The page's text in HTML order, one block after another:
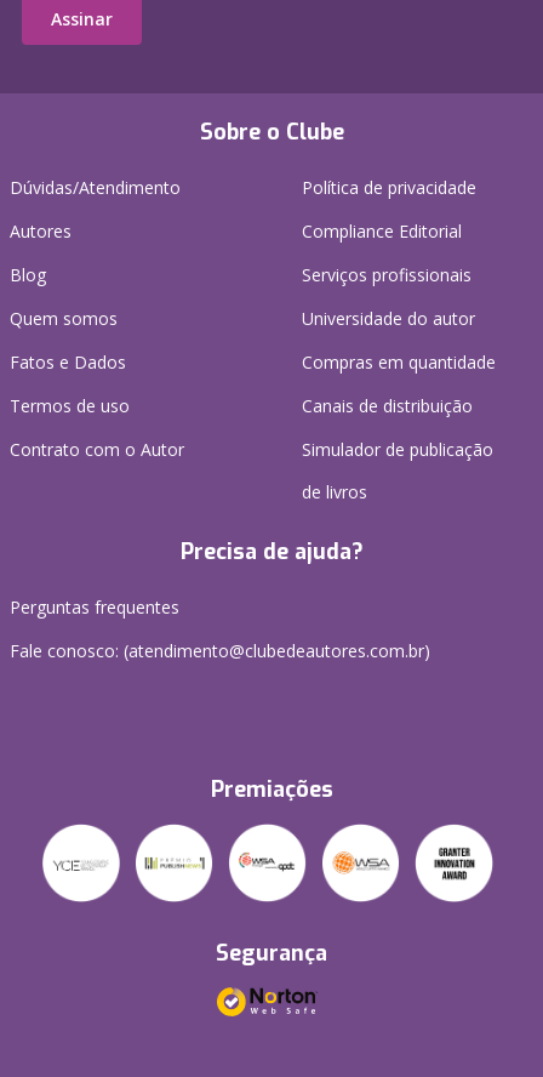
Sobre o Clube
Dúvidas/Atendimento
Autores
Blog
Quem somos
Fatos e Dados
Termos de uso
Contrato com o Autor
Política de privacidade
Compliance Editorial
Serviços profissionais
Universidade do autor
Compras em quantidade
Canais de distribuição
Simulador de publicação
de livros
Precisa de ajuda?
Perguntas frequentes
Fale conosco: (atendimento@clubedeautores.com.br)
Premiações
Segurança
Assinar